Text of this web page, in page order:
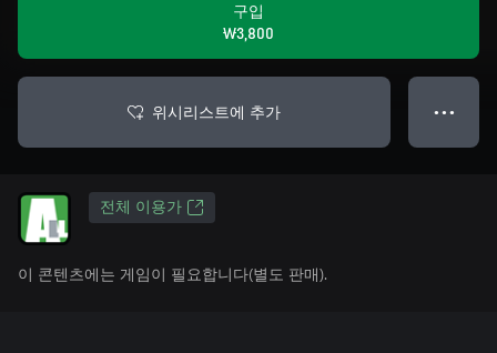
구입
₩3,800
위시리스트에 추가 ● ● ●
전체 이용가
이 콘텐츠에는 게임이 필요합니다(별도 판매).